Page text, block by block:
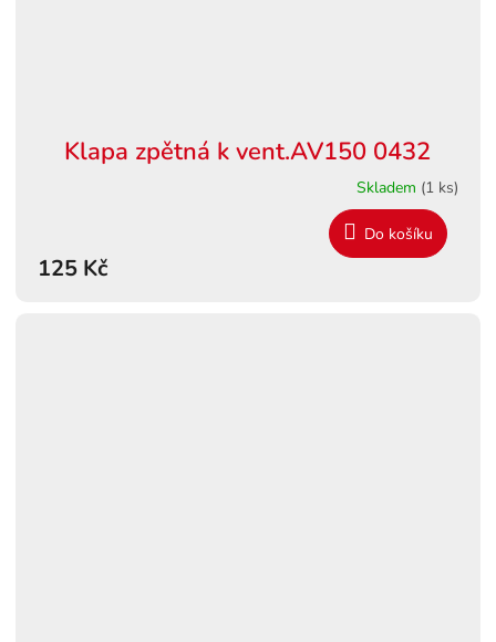
Klapa zpětná k vent.AV150 0432
Skladem (1 ks)
125 Kč
Do košíku